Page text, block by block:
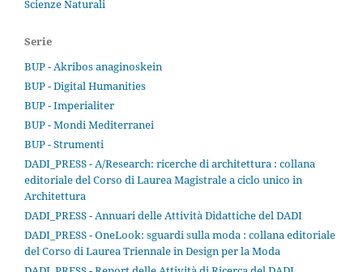
Scienze Naturali
Serie
BUP - Akribos anaginoskein
BUP - Digital Humanities
BUP - Imperialiter
BUP - Mondi Mediterranei
BUP - Strumenti
DADI_PRESS - A/Research: ricerche di architettura : collana
editoriale del Corso di Laurea Magistrale a ciclo unico in
Architettura
DADI_PRESS - Annuari delle Attività Didattiche del DADI
DADI_PRESS - OneLook: sguardi sulla moda : collana editoriale
del Corso di Laurea Triennale in Design per la Moda